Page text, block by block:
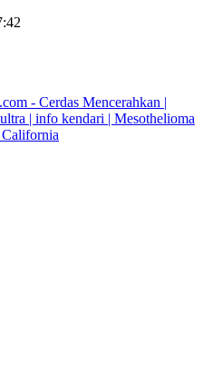
- Cerdas Mencerahkan |
| info kendari | Mesothelioma